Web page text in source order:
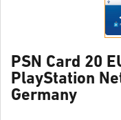
PSN Card 20
PlayStation
Germany